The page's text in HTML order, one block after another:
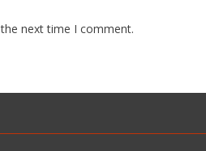
next time I comment.